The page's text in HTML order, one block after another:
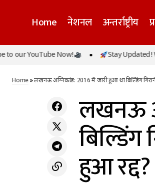
Home नेशनल अन्तर्राष्ट्रीय
पंजाब की महिलाओं को 1 जुलाई से मिलेगी आर्थिक
Now! Stay Updated! Watch
Home»लखनऊ अग्निकांड: 2016 में जारी हुआ था बिल्डिंग
लखनऊ
हुआ